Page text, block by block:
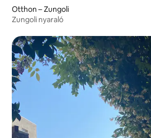
Otthon – Zungoli
Zungoli nyaraló